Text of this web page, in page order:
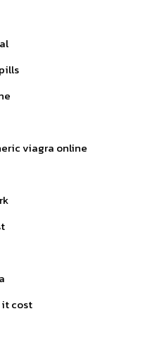
viagra online
it cost